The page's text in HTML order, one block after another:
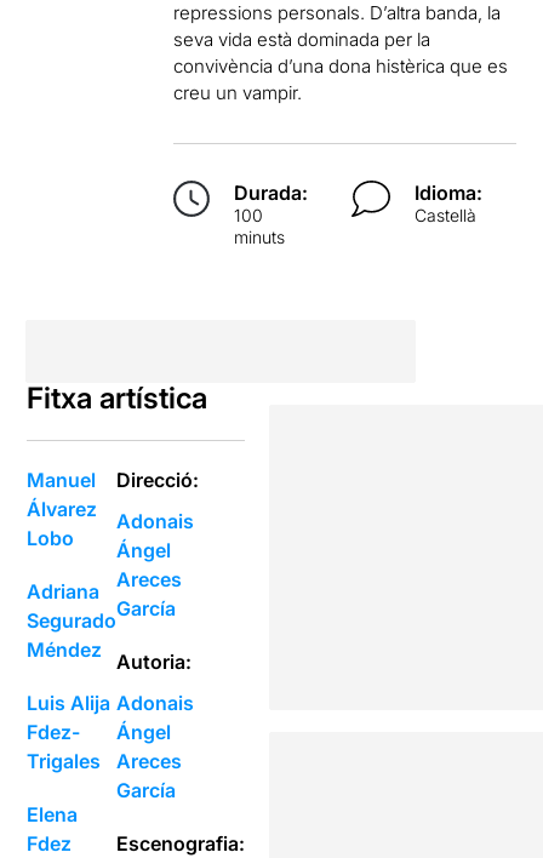
repressions personals. D’altra banda, la
seva vida està dominada per la
convivència d’una dona histèrica que es
creu un vampir.
Durada:
100
minuts
Idioma:
Castellà
Fitxa artística
Manuel
Álvarez
Lobo
Adriana
Segurado
Méndez
Luis Alija
Fdez-
Trigales
Elena
Fdez
Direcció:
Adonais
Ángel
Areces
García
Autoria:
Adonais
Ángel
Areces
García
Escenografia: